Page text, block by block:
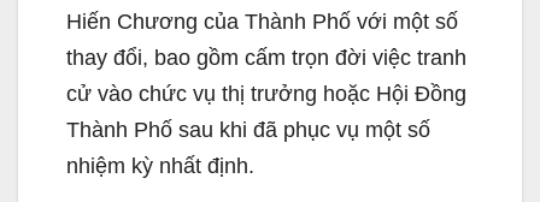
Hiến Chương của Thành Phố với một số
thay đổi, bao gồm cấm trọn đời việc tranh
cử vào chức vụ thị trưởng hoặc Hội Đồng
Thành Phố sau khi đã phục vụ một số
nhiệm kỳ nhất định.